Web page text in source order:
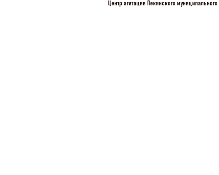
Центр агитации Пекинского